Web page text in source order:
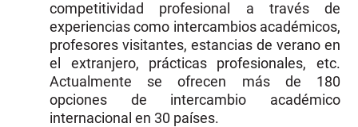
competitividad profesional a través de
experiencias como intercambios académicos,
profesores visitantes, estancias de verano en
el extranjero, prácticas profesionales, etc.
Actualmente se ofrecen más de 180
opciones de intercambio académico
internacional en 30 países.